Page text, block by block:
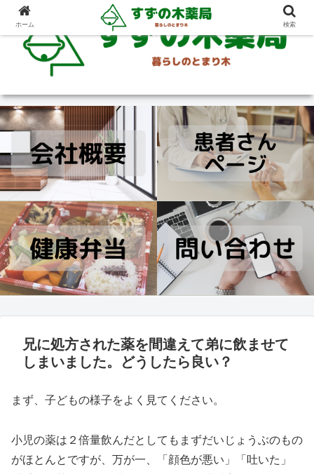
兄に処方された薬を間違えて弟に飲ませて
しまいました。どうしたら良い？
まず、子どもの様子をよく見てください。
小児の薬は２倍量飲んだとしてもまずだいじょうぶのもの
がほとんとですが、万が一、「顔色が悪い」「吐いた」
ホーム 検索